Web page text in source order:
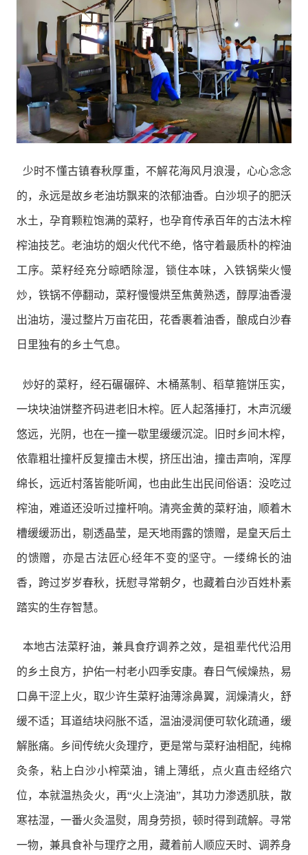
少时不懂古镇春秋厚重，不解花海风月浪漫，心心念念
的，永远是故乡老油坊飘来的浓郁油香。白沙坝子的肥沃
水土，孕育颗粒饱满的菜籽，也孕育传承百年的古法木榨
榨油技艺。老油坊的烟火代代不绝，恪守着最质朴的榨油
工序。菜籽经充分晾晒除湿，锁住本味，入铁锅柴火慢
炒，铁锅不停翻动，菜籽慢慢烘至焦黄熟透，醇厚油香漫
出油坊，漫过整片万亩花田，花香裹着油香，酿成白沙春
日里独有的乡土气息。
炒好的菜籽，经石碾碾碎、木桶蒸制、稻草箍饼压实，
一块块油饼整齐码进老旧木榨。匠人起落捶打，木声沉缓
悠远，光阴，也在一撞一歇里缓缓沉淀。旧时乡间木榨，
依靠粗壮撞杆反复撞击木楔，挤压出油，撞击声响，浑厚
绵长，远近村落皆能听闻，也由此生出民间俗语：没吃过
榨油，难道还没听过撞杆响。清亮金黄的菜籽油，顺着木
槽缓缓沥出，剔透晶莹，是天地雨露的馈赠，是皇天后土
的馈赠，亦是古法匠心经年不变的坚守。一缕绵长的油
香，跨过岁岁春秋，抚慰寻常朝夕，也藏着白沙百姓朴素
踏实的生存智慧。
本地古法菜籽油，兼具食疗调养之效，是祖辈代代沿用
的乡土良方，护佑一村老小四季安康。春日气候燥热，易
口鼻干涩上火，取少许生菜籽油薄涂鼻翼，润燥清火，舒
缓不适；耳道结块闷胀不适，温油浸润便可软化疏通，缓
解胀痛。乡间传统火灸理疗，更是常与菜籽油相配，纯棉
灸条，粘上白沙小榨菜油，铺上薄纸，点火直击经络穴
位，本就温热灸火，再“火上浇油”，其功力渗透肌肤，散
寒祛湿，一番火灸温熨，周身劳损，顿时得到疏解。寻常
一物，兼具食补与理疗之用，藏着前人顺应天时、调养身